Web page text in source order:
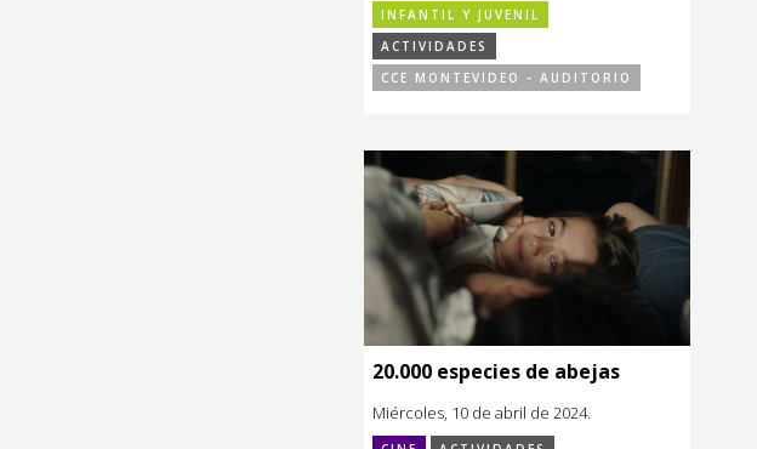
INFANTIL Y JUVENIL
ACTIVIDADES
CCE MONTEVIDEO - AUDITORIO
20.000 especies de abejas
Miércoles, 10 de abril de 2024.